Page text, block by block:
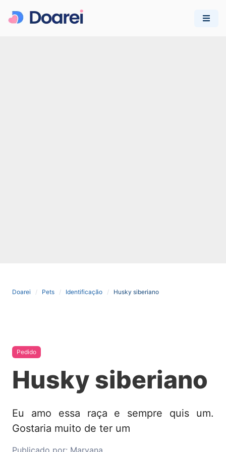
Doarei Pets Identificação Husky siberiano
Pedido
Husky siberiano
Eu amo essa raça e sempre quis um.
Gostaria muito de ter um
Publicado por: Maryana